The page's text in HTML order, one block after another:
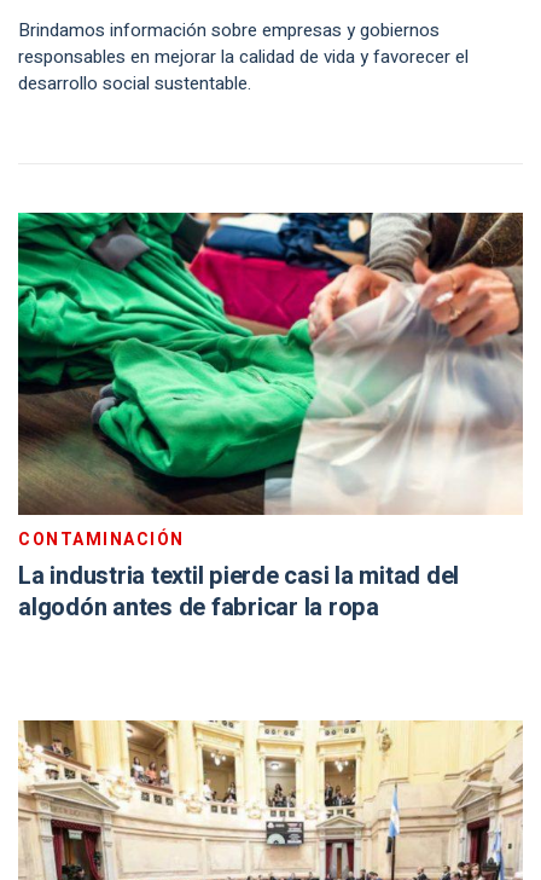
Brindamos información sobre empresas y gobiernos
responsables en mejorar la calidad de vida y favorecer el
desarrollo social sustentable.
CONTAMINACIÓN
La industria textil pierde casi la mitad del
algodón antes de fabricar la ropa